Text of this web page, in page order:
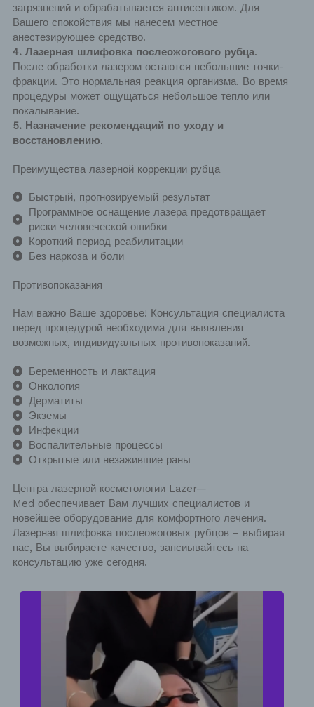
загрязнений и обрабатывается антисептиком. Для
Вашего спокойствия мы нанесем местное
анестезирующее средство.
4. Лазерная шлифовка послеожогового рубца.
После обработки лазером остаются небольшие точки-
фракции. Это нормальная реакция организма. Во время
процедуры может ощущаться небольшое тепло или
покалывание.
5. Назначение рекомендаций по уходу и
восстановлению.
Преимущества лазерной коррекции рубца
Быстрый, прогнозируемый результат
Программное оснащение лазера предотвращает
риски человеческой ошибки
Короткий период реабилитации
Без наркоза и боли
Противопоказания
Нам важно Ваше здоровье! Консультация специалиста
перед процедурой необходима для выявления
возможных, индивидуальных противопоказаний.
Беременность и лактация
Онкология
Дерматиты
Экземы
Инфекции
Воспалительные процессы
Открытые или незажившие раны
Центра лазерной косметологии Lazer—
Med обеспечивает Вам лучших специалистов и
новейшее оборудование для комфортного лечения.
Лазерная шлифовка послеожоговых рубцов – выбирая
нас, Вы выбираете качество, запсиывайтесь на
консультацию уже сегодня.
Мелкие сосуды ушли сразу, крупные